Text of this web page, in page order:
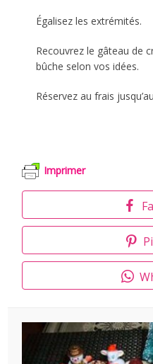
Égalisez les extrémités.
Recouvrez le gâteau de
bûche selon vos idées.
Réservez au frais
Imprimer